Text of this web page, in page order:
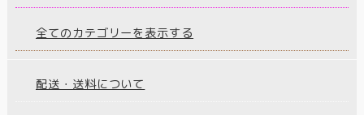
全てのカテゴリーを表示する
配送・送料について